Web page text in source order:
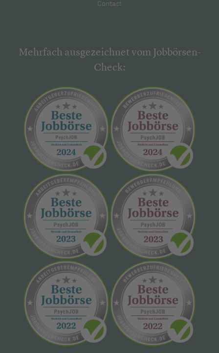
Contact
Mehrfach ausgezeichnet vom Jobbörsen-
Check: